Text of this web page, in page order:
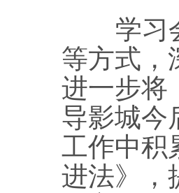
学习会
等方式，
进一步将
导影城今
工作中积
进法》，